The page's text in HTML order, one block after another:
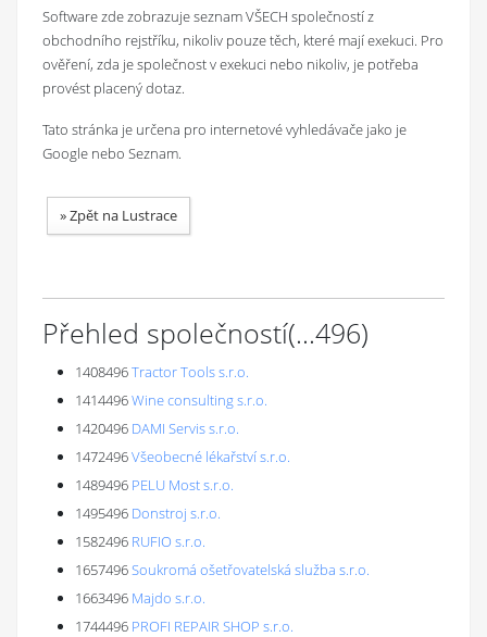
Software zde zobrazuje seznam VŠECH společností z
obchodního rejstříku, nikoliv pouze těch, které mají exekuci. Pro
ověření, zda je společnost v exekuci nebo nikoliv, je potřeba
provést placený dotaz.
Tato stránka je určena pro internetové vyhledávače jako je
Google nebo Seznam.
»Zpět na Lustrace
Přehled společností(...496)
1408496Tractor Tools s.r.o.
1414496Wine consulting s.r.o.
1420496 DAMI Servis s.r.o.
1472496Všeobecné lékařství s.r.o.
1489496 PELU Most s.r.o.
1495496 Donstroj s.r.o.
1582496 RUFIO s.r.o.
1657496Soukromá ošetřovatelská služba s.r.o.
1663496 Majdo s.r.o.
1744496 PROFI REPAIR SHOP s.r.o.